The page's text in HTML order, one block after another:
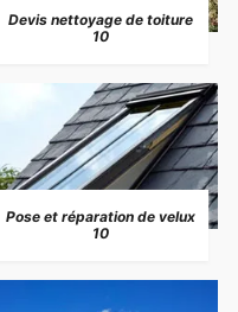
Devis nettoyage de toiture
10
Pose et réparation de velux
10